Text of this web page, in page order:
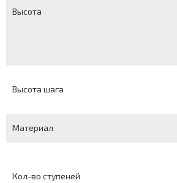
Высота
Высота шага
Материал
Кол-во ступеней